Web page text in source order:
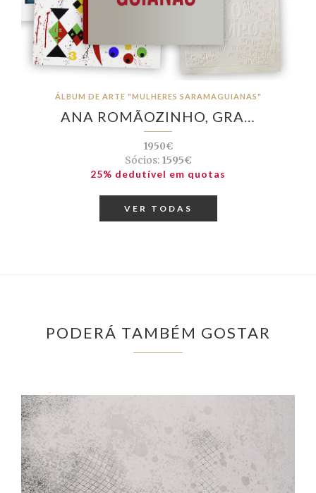
ÁLBUM DE ARTE "MULHERES SARAMAGUIANAS"
ANA ROMÃOZINHO, GRA…
1950€
Sócios:1595€
25% dedutível em quotas
VER TODAS
PODERÁ TAMBÉM GOSTAR